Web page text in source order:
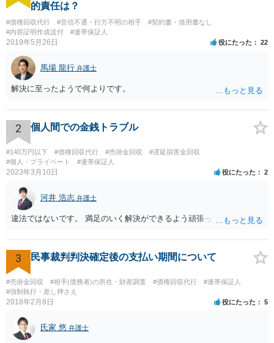
的責任は？
#債権回収代行 #音信不通・行方不明の相手
#契約書・借用書なし
#内容証明作成送付
#連帯保証人
2019年5月26日 役にたった 22
馬場 龍行 弁護士
解決に至ったようで何よりです。
2 個人間での金銭トラブル
#140万円以下 #債権回収代行 #売掛金回収
#遅延損害金回収
#個人・プライベート
#連帯保証人
2023年3月10日 役にたった 2
河井 浩志 弁護士
違法ではないです。 満足のいく解決ができるよう頑張ってください。
3 民事裁判判決確定後の支払い期間について
#売掛金回収 #相手(債務者)の所在・財産調査 #債権回収代行
#連帯保証人
#強制執行・差し押さえ
2018年2月8日 役にたった 5
氏家 悠 弁護士